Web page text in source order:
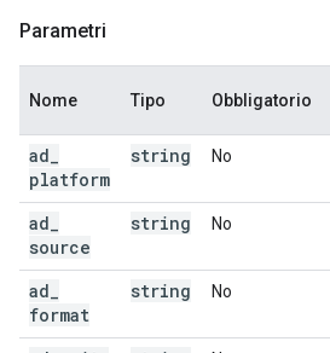
Parametri
Nome Tipo Obbligatorio
ad
platform
string No
ad
source
string No
ad
format
string No